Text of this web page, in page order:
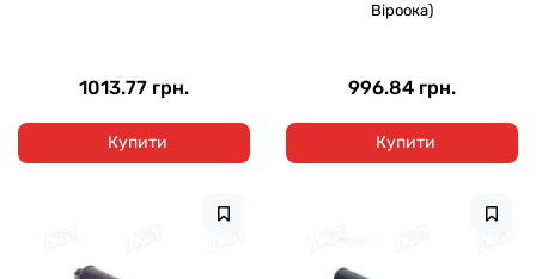
1013.77 грн.
Купити
Віроока)
996.84 грн.
Купити